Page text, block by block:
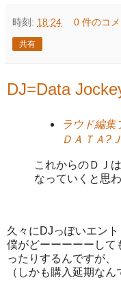
時刻: 18:24 0 件のコ
共有
DJ=Data
ラウド編集
ＤＡＴＡ?Ｊ
これからのＤＪ
なっていくと思わ
久々にDJっぽいエント
僕がどーーーーーして
ったりするんですが、
（しかも購入延期なん